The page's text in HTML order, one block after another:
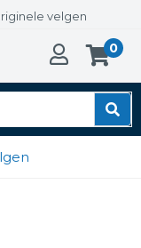
velgen
0